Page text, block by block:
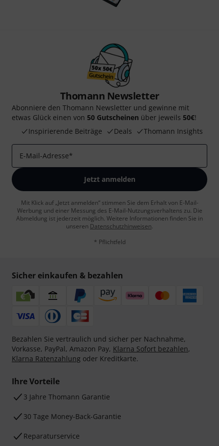
Thomann Newsletter
Abonniere den Thomann Newsletter und gewinne mit
etwas Glück einen von 50 Gutscheinen über jeweils 50€!
Inspirierende Beiträge
Deals Thomann Insights
E-Mail-Adresse*
Jetzt anmelden
Mit Klick auf „Jetzt anmelden“ stimmen Sie dem Erhalt von E-Mail-
Werbung und einer Messung des E-Mail-Nutzungsverhaltens zu. Die
Abmeldung ist jederzeit möglich. Weitere Informationen finden Sie in
unseren Datenschutzhinweisen.
* Pflichtfeld
Sicher einkaufen & bezahlen
Bezahlen Sie vertraulich und sicher per Nachnahme,
Vorkasse, PayPal, Amazon Pay, Klarna Sofort bezahlen,
Klarna Ratenzahlung oder Kreditkarte.
Ihre Vorteile
3 Jahre Thomann Garantie
30 Tage Money-Back-Garantie
Reparaturservice